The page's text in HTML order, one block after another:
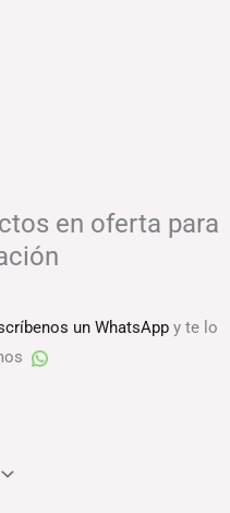
en oferta para
un WhatsAppy te lo